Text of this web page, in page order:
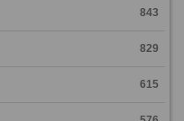
843
829
615